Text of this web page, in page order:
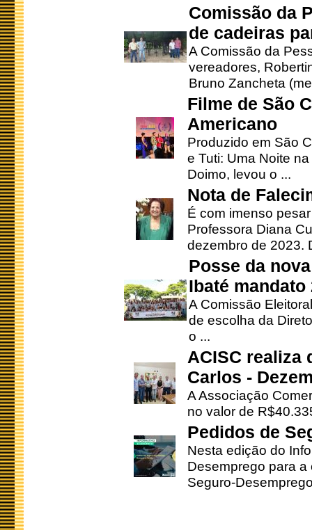
Comissão da
de cadeiras
A Comissão da
vereadores,
Bruno Zancheta
Filme de São
Americano
Produzido em São
e Tuti: Uma Noite
Doimo, levou o ...
Nota de
É com imenso
Professora Diana
dezembro de 2023.
Posse da
Ibaté mandato
A Comissão
de escolha da
o ...
ACISC realiza
Carlos -
A Associação
no valor de
Pedidos de
Nesta edição do
Desemprego para
Seguro-